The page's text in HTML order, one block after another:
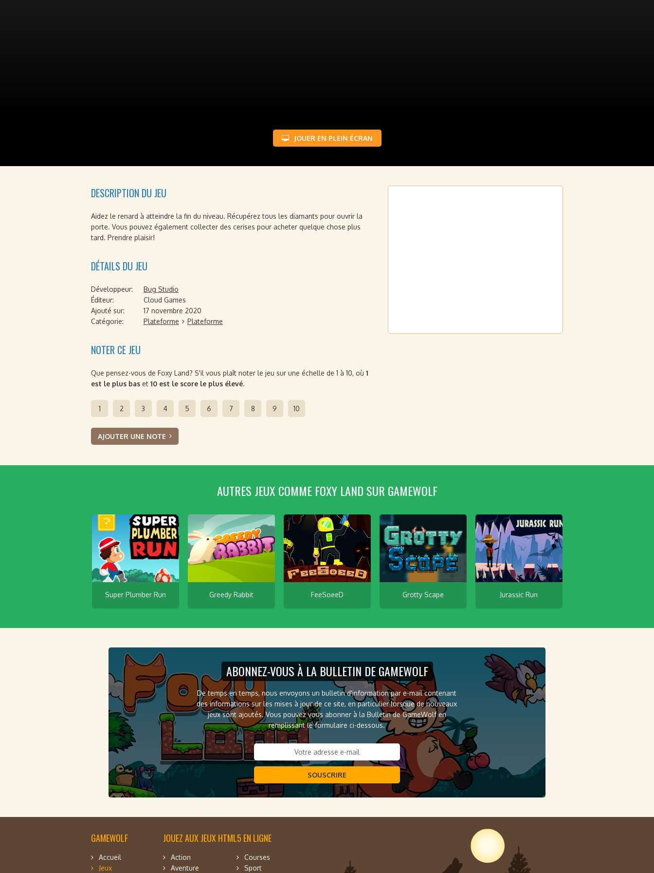
JOUER EN PLEIN ÉCRAN
DESCRIPTION DU JEU
Aidez le renard à atteindre la fin du niveau. Récupérez tous les diamants pour ouvrir la
porte. Vous pouvez également collecter des cerises pour acheter quelque chose plus
tard. Prendre plaisir!
DÉTAILS DU JEU
Développeur:
Bug Studio
Éditeur:
Cloud Games
Ajouté sur:
17 novembre 2020
Catégorie:
Plateforme Plateforme
NOTER CE JEU
Que pensez-vous de Foxy Land? S'il vous plaît noter le jeu sur une échelle de 1 à 10, où 1
est le plus bas et 10 est le score le plus élevé.
1 2 3 4 5 6 7 8 9 10
AJOUTER UNE NOTE
AUTRES JEUX COMME FOXY LAND SUR GAMEWOLF
Super Plumber Run Greedy Rabbit FeeSoeeD Grotty Scape Jurassic Run
ABONNEZ-VOUS À LA BULLETIN DE GAMEWOLF
De temps en temps, nous envoyons un bulletin d'information par e-mail contenant
des informations sur les mises à jour de ce site, en particulier lorsque de nouveaux
jeux sont ajoutés. Vous pouvez vous abonner à la Bulletin de GameWolf en
remplissant le formulaire ci-dessous.
SOUSCRIRE
GAMEWOLF
Accueil
Jeux
JOUEZ AUX JEUX HTML5 EN LIGNE
Action
Aventure
Courses
Sport